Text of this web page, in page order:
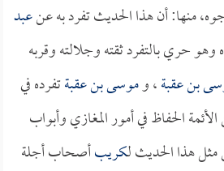
منها: أن هذا الحديث تفرد به عنعبد
وهو حري بالتفرد ثقته وجلالته وقربه
بن عقبة، وموسى بن عقبةتفرده في
الحفاظ في أمور المغازي وأبواب
هذا الحديث لـكريبأصحاب أجلة